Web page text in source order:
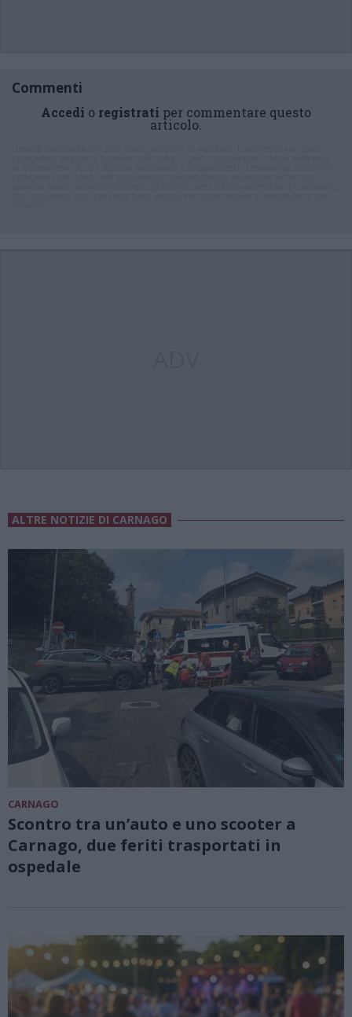
Commenti
Accedi o registrati per commentare questo
articolo.
ALTRE NOTIZIE DI CARNAGO
CARNAGO
Scontro tra un’auto e uno scooter a
Carnago, due feriti trasportati in
ospedale